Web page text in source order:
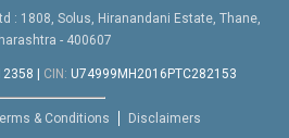
: 1808, Solus, Hiranandani Estate, Thane,
- 400607
CIN: U74999MH2016PTC282153
& Conditions Disclaimers